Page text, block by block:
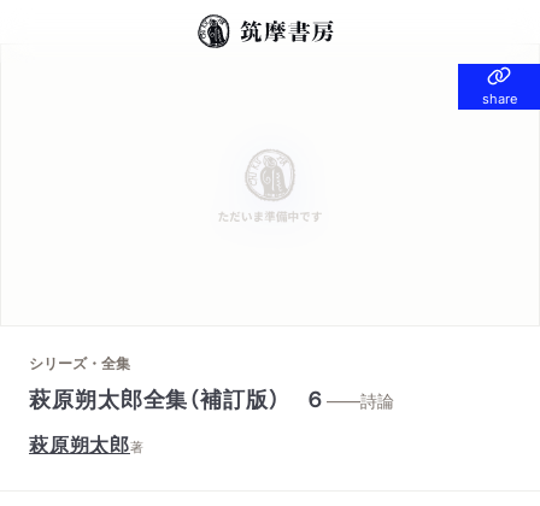
share
share
シリーズ・全集
萩原朔太郎全集（補訂版） ６ ——詩論
萩原朔太郎著